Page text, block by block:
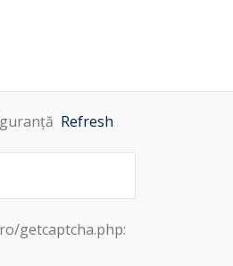
Refresh
getcaptcha.php: